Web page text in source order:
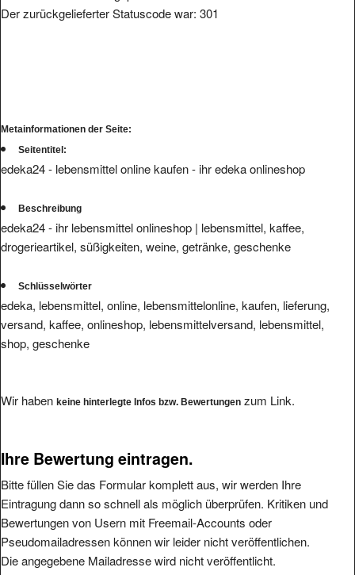
Der zurückgelieferter Statuscode war: 301
Metainformationen der Seite:
Seitentitel:
edeka24 - lebensmittel online kaufen - ihr edeka onlineshop
Beschreibung
edeka24 - ihr lebensmittel onlineshop | lebensmittel, kaffee,
drogerieartikel, süßigkeiten, weine, getränke, geschenke
Schlüsselwörter
edeka, lebensmittel, online, lebensmittelonline, kaufen, lieferung,
versand, kaffee, onlineshop, lebensmittelversand, lebensmittel,
shop, geschenke
Wir haben keine hinterlegte Infos bzw. Bewertungen zum Link.
Ihre Bewertung eintragen.
Bitte füllen Sie das Formular komplett aus, wir werden Ihre
Eintragung dann so schnell als möglich überprüfen. Kritiken und
Bewertungen von Usern mit Freemail-Accounts oder
Pseudomailadressen können wir leider nicht veröffentlichen.
Die angegebene Mailadresse wird nicht veröffentlicht.